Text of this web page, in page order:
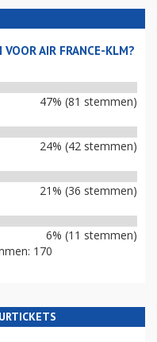
AIR FRANCE-KLM?
47% (81 stemmen)
24% (42 stemmen)
21% (36 stemmen)
6% (11 stemmen)
170